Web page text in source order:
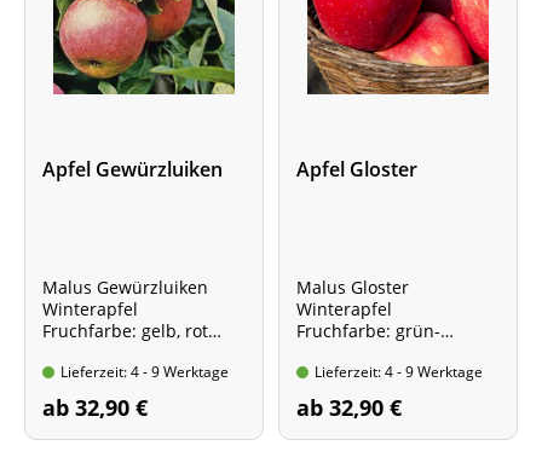
Apfel Gewürzluiken
Malus Gewürzluiken
Winterapfel
Fruchfarbe: gelb, rot
Lieferzeit: 4 - 9 Werktage
ab 32,90 €
Apfel Gloster
Malus Gloster
Winterapfel
Fruchfarbe: grün-
Lieferzeit: 4 - 9 Werktage
ab 32,90 €